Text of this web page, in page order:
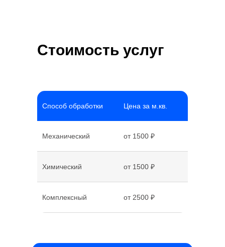
Стоимость услуг
Способ обработки Цена за м.кв.
Механический от 1500 ₽
Химический от 1500 ₽
Комплексный от 2500 ₽